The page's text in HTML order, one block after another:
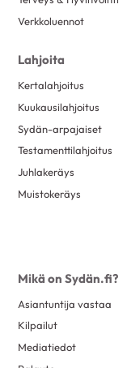
Verkkoluennot
Lahjoita
Kertalahjoitus
Kuukausilahjoitus
Sydän-arpajaiset
Testamenttilahjoitus
Juhlakeräys
Muistokeräys
Mikä on Sydän.fi?
Asiantuntija vastaa
Kilpailut
Mediatiedot